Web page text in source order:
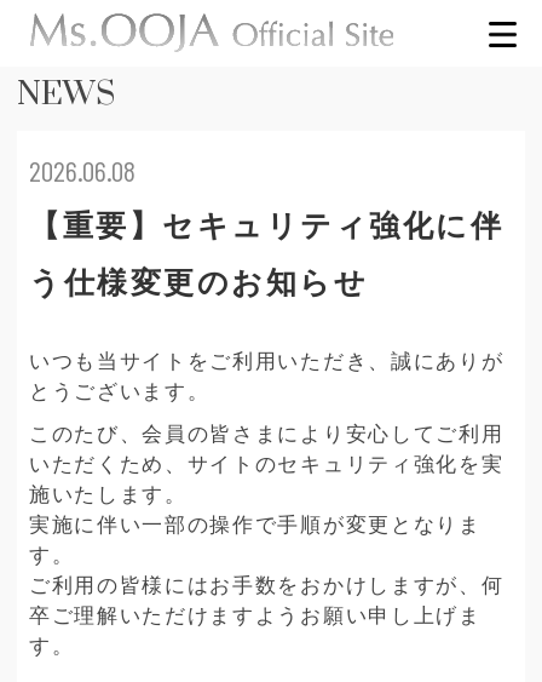
NEWS
2026.06.08
【重要】セキュリティ強化に伴
う仕様変更のお知らせ
いつも当サイトをご利用いただき、誠にありが
とうございます。
このたび、会員の皆さまにより安心してご利用
いただくため、サイトのセキュリティ強化を実
施いたします。
実施に伴い一部の操作で手順が変更となりま
す。
ご利用の皆様にはお手数をおかけしますが、何
卒ご理解いただけますようお願い申し上げま
す。